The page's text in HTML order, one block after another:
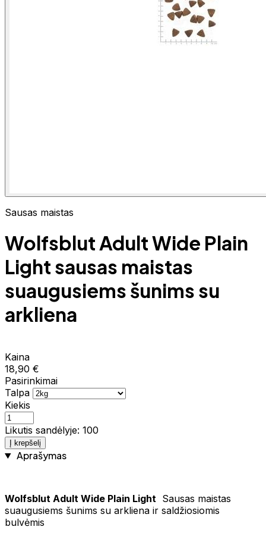
Sausas maistas
Wolfsblut Adult Wide Plain
Light sausas maistas
suaugusiems šunims su
arkliena
Kaina
18,90 €
Pasirinkimai
Talpa
Kiekis
Likutis sandėlyje: 100
Į krepšelį
Aprašymas
Wolfsblut Adult Wide Plain Light Sausas maistas
suaugusiems šunims su arkliena ir saldžiosiomis
bulvėmis